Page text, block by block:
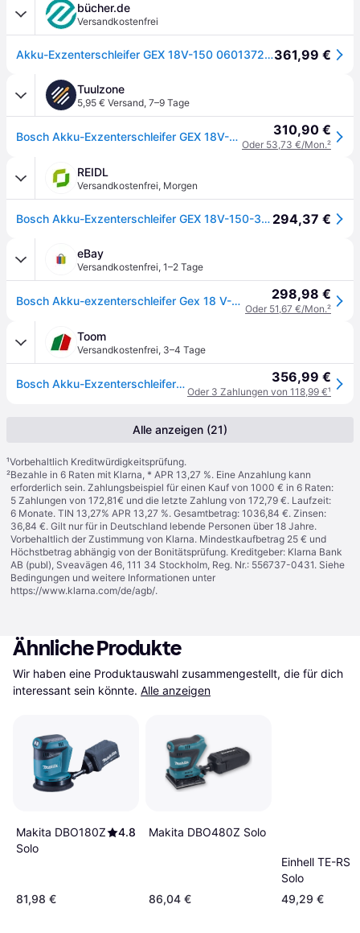
bücher.de
Versandkostenfrei
Akku-Exzenterschleifer GEX 18V-150 0601372903 Spannung 18 V Exzentrizität 1,5 mm Schleifteller-Ø 150 mm Gewicht 1,4 (ohn361,99 €
Tuulzone
5,95 € Versand, 7–9 Tage
Bosch Akku-Exzenterschleifer GEX 18V-150-3, L-BOXX 162 - 0601372903 310,90 €
Oder 53,73 €/Mon.²
REIDL
Versandkostenfrei, Morgen
Bosch Akku-Exzenterschleifer GEX 18V-150-3, incl. Zubehör, L-BOXX 294,37 €
eBay
Versandkostenfrei, 1–2 Tage
Bosch Akku-exzenterschleifer Gex 18 V-150-3 Solo Version Inkl. L-boxx, Ohne Akku 298,98 €
Oder 51,67 €/Mon.²
Toom
Versandkostenfrei, 3–4 Tage
Bosch Akku-Exzenterschleifer 'GEX 18V-150-3 Professional' in L-BOXX 356,99 €
Oder 3 Zahlungen von 118,99 €¹
Alle anzeigen (21)
¹Vorbehaltlich Kreditwürdigkeitsprüfung.
²Bezahle in 6 Raten mit Klarna, * APR 13,27 %. Eine Anzahlung kann
erforderlich sein. Zahlungsbeispiel für einen Kauf von 1000 € in 6 Raten:
5 Zahlungen von 172,81€ und die letzte Zahlung von 172,79 €. Laufzeit:
6 Monate. TIN 13,27% APR 13,27 %. Gesamtbetrag: 1036,84 €. Zinsen:
36,84 €. Gilt nur für in Deutschland lebende Personen über 18 Jahre.
Vorbehaltlich der Zustimmung von Klarna. Mindestkaufbetrag 25 € und
Höchstbetrag abhängig von der Bonitätsprüfung. Kreditgeber: Klarna Bank
AB (publ), Sveavägen 46, 111 34 Stockholm, Reg. Nr.: 556737-0431. Siehe
Bedingungen und weitere Informationen unter
https://www.klarna.com/de/agb/.
Ähnliche Produkte
Wir haben eine Produktauswahl zusammengestellt, die für dich
interessant sein könnte. Alle anzeigen
Makita DBO180Z
Solo
4.8
81,98 €
Makita DBO480Z Solo
86,04 €
Einhell TE-RS
Solo
49,29 €